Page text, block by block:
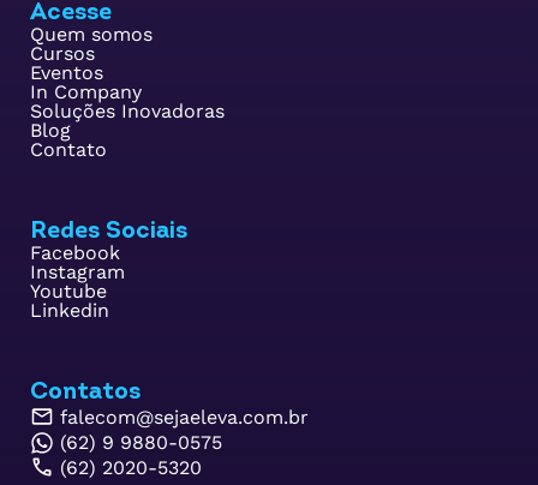
Acesse
Quem somos
Cursos
Eventos
In Company
Soluções Inovadoras
Blog
Contato
Redes Sociais
Facebook
Instagram
Youtube
Linkedin
Contatos
falecom@sejaeleva.com.br
(62) 9 9880-0575
(62) 2020-5320